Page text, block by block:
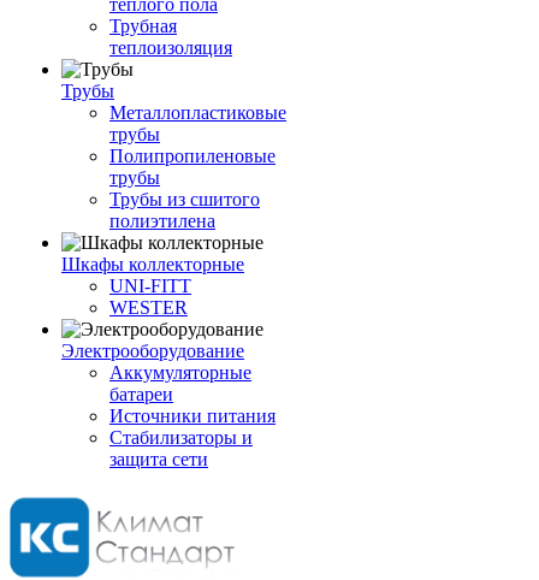
теплого пола
Трубная
теплоизоляция
Трубы
Металлопластиковые
трубы
Полипропиленовые
трубы
Трубы из сшитого
полиэтилена
Шкафы коллекторные
UNI-FITT
WESTER
Электрооборудование
Аккумуляторные
батареи
Источники питания
Стабилизаторы и
защита сети